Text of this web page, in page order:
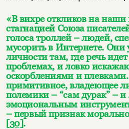
«В вихре откликов на наши
стагнацией Союза
голоса троллей – людей,
мусорить в Интернете. Они
личности там, где речь
проблемах, и ловко
оскорблениями и
примитивное, владеющее
полемики – “сам дурак” –
эмоциональным
– первый признак
[30].